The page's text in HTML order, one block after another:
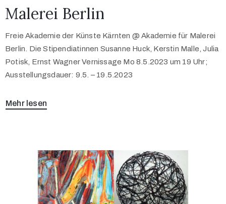
Malerei Berlin
Freie Akademie der Künste Kärnten @ Akademie für Malerei
Berlin. Die Stipendiatinnen Susanne Huck, Kerstin Malle, Julia
Potisk, Ernst Wagner Vernissage Mo 8.5.2023 um 19 Uhr;
Ausstellungsdauer: 9.5. – 19.5.2023
Mehr lesen